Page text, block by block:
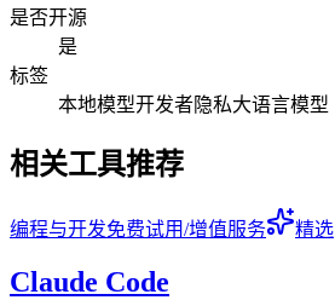
是否开源
是
标签
本地模型开发者隐私大语言模型
相关工具推荐
编程与开发免费试用/增值服务 精选
Claude Code